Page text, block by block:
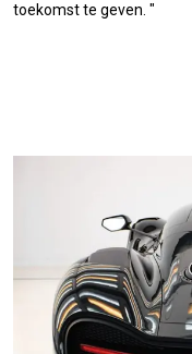
toekomst te geven. "